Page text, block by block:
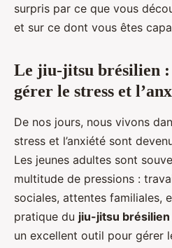
surpris par ce que vous
et sur ce dont vous êtes
Le jiu-jitsu brésilien
gérer le stress et
De nos jours, nous vivons
stress et l’anxiété sont
Les jeunes adultes sont
multitude de pressions :
sociales, attentes familiales,
pratique du jiu-jitsu brésilien
un excellent outil pour gérer